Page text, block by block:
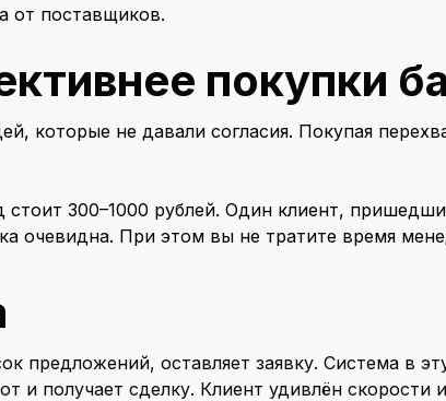
от поставщиков.
покупки
которые не давали согласия. Покупая
300–1000 рублей. Один клиент,
очевидна. При этом вы не тратите время
предложений, оставляет заявку. Система в
и получает сделку. Клиент удивлён скорости